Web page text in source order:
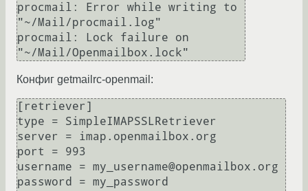
procmail: Error while writing to
"~/Mail/procmail.log"
procmail: Lock failure on
Конфиг getmailrc-openmail:
[retriever]
type = SimpleIMAPSSLRetriever
server = imap.openmailbox.org
port = 993
username = my_username@openmailbox.org
password = my_password